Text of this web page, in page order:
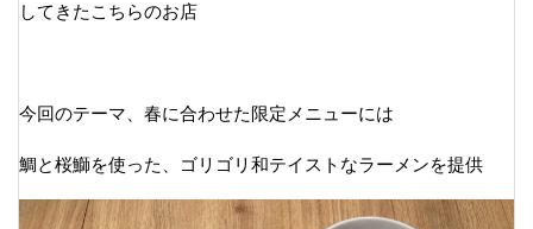
してきたこちらのお店
今回のテーマ、春に合わせた限定メニューには
鯛と桜鰤を使った、ゴリゴリ和テイストなラーメンを提供